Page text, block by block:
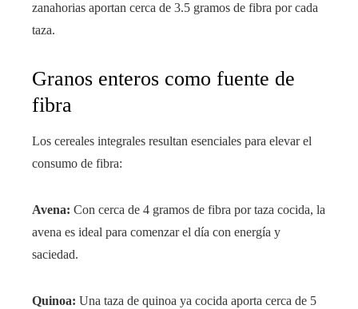
zanahorias aportan cerca de 3.5 gramos de fibra por cada
taza.
Granos enteros como fuente de
fibra
Los cereales integrales resultan esenciales para elevar el
consumo de fibra:
Avena: Con cerca de 4 gramos de fibra por taza cocida, la
avena es ideal para comenzar el día con energía y
saciedad.
Quinoa: Una taza de quinoa ya cocida aporta cerca de 5